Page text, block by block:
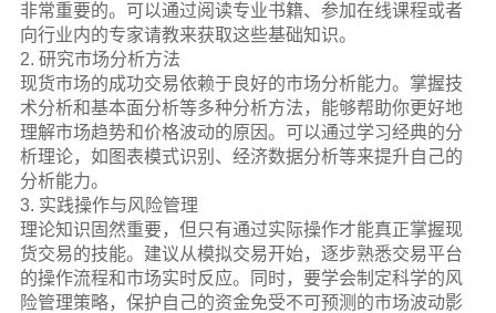
非常重要的。可以通过阅读专业书籍、参加在线课程或者
向行业内的专家请教来获取这些基础知识。
2. 研究市场分析方法
现货市场的成功交易依赖于良好的市场分析能力。掌握技
术分析和基本面分析等多种分析方法，能够帮助你更好地
理解市场趋势和价格波动的原因。可以通过学习经典的分
析理论，如图表模式识别、经济数据分析等来提升自己的
分析能力。
3. 实践操作与风险管理
理论知识固然重要，但只有通过实际操作才能真正掌握现
货交易的技能。建议从模拟交易开始，逐步熟悉交易平台
的操作流程和市场实时反应。同时，要学会制定科学的风
险管理策略，保护自己的资金免受不可预测的市场波动影